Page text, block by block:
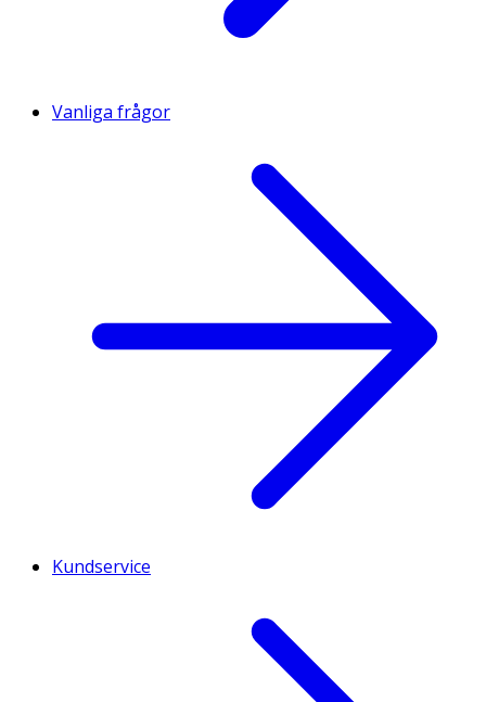
Vanliga frågor
Kundservice